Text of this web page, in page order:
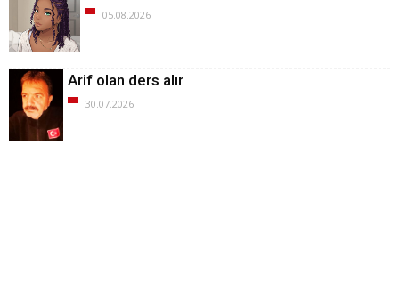
05.08.2026
Arif olan ders alır
30.07.2026